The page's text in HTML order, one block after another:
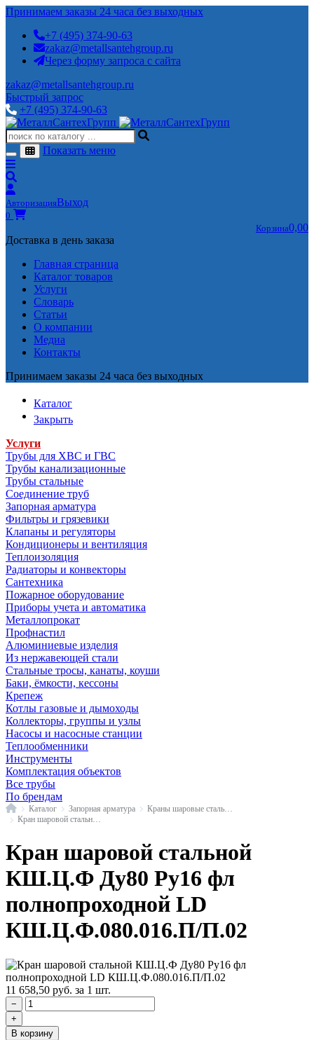
Принимаем заказы 24 часа без выходных
+7 (495) 374-90-63
zakaz@metallsantehgroup.ru
Через форму запроса с сайта
zakaz@metallsantehgroup.ru
Быстрый запрос
+7 (495) 374-90-63
Показать меню
АвторизацияВыход
0
Корзина0,00
Доставка в день заказа
Главная страница
Каталог товаров
Услуги
Словарь
Статьи
О компании
Медиа
Контакты
Принимаем заказы 24 часа без выходных
Каталог
Закрыть
Услуги
Трубы для ХВС и ГВС
Трубы канализационные
Трубы стальные
Соединение труб
Запорная арматура
Фильтры и грязевики
Клапаны и регуляторы
Кондиционеры и вентиляция
Теплоизоляция
Радиаторы и конвекторы
Сантехника
Пожарное оборудование
Приборы учета и автоматика
Металлопрокат
Профнастил
Алюминиевые изделия
Из нержавеющей стали
Стальные тросы, канаты, коуши
Баки, ёмкости, кессоны
Крепеж
Котлы газовые и дымоходы
Коллекторы, группы и узлы
Насосы и насосные станции
Теплообменники
Инструменты
Комплектация объектов
Все трубы
По брендам
ГлавнаяКаталог Запорная арматура
Кран шаровой стальной КШ.Ц.Ф фл полнопроходной LD
Кран шаровой стальной
КШ.Ц.Ф Ду80 Ру16 фл
полнопроходной LD
КШ.Ц.Ф.080.016.П/П.02
11 658,50 руб. за 1 шт.
−
+
В корзину